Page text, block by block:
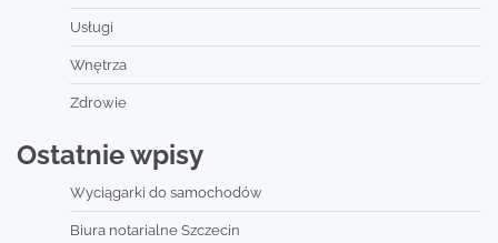
Usługi
Wnętrza
Zdrowie
Ostatnie wpisy
Wyciągarki do samochodów
Biura notarialne Szczecin